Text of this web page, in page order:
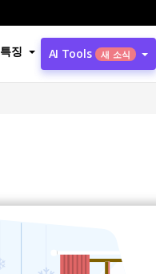
특징 AI Tools 새 소식